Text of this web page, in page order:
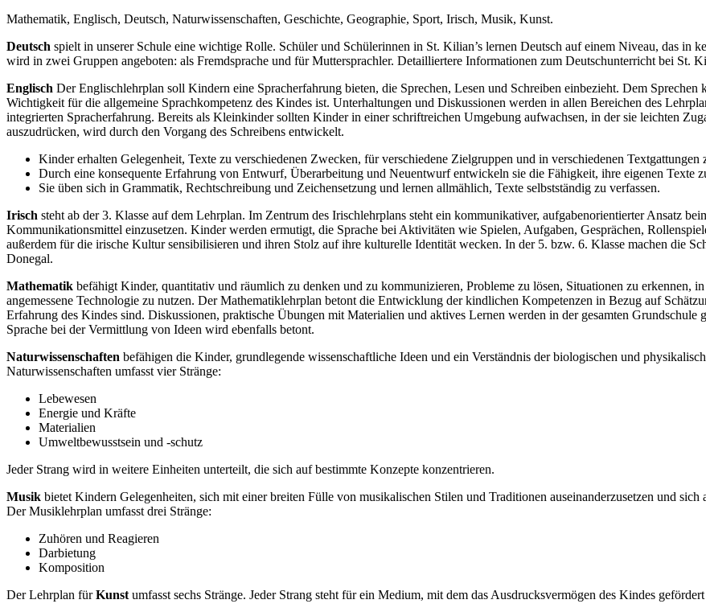
Mathematik, Englisch, Deutsch, Naturwissenschaften, Geschichte, Geographie, Sport, Irisch, Musik, Kunst.
Deutsch spielt in unserer Schule eine wichtige Rolle. Schüler und Schülerinnen in St. Kilian’s lernen Deutsch auf einem Niveau, das in
wird in zwei Gruppen angeboten: als Fremdsprache und für Muttersprachler. Detailliertere Informationen zum Deutschunterricht bei St.
Englisch Der Englischlehrplan soll Kindern eine Spracherfahrung bieten, die Sprechen, Lesen und Schreiben einbezieht. Dem
Wichtigkeit für die allgemeine Sprachkompetenz des Kindes ist. Unterhaltungen und Diskussionen werden in allen Bereichen des
integrierten Spracherfahrung. Bereits als Kleinkinder sollten Kinder in einer schriftreichen Umgebung aufwachsen, in der sie leichten
auszudrücken, wird durch den Vorgang des Schreibens entwickelt.
Kinder erhalten Gelegenheit, Texte zu verschiedenen Zwecken, für verschiedene Zielgruppen und in verschiedenen Textgattungen
Durch eine konsequente Erfahrung von Entwurf, Überarbeitung und Neuentwurf entwickeln sie die Fähigkeit, ihre eigenen Texte
Sie üben sich in Grammatik, Rechtschreibung und Zeichensetzung und lernen allmählich, Texte selbstständig zu verfassen.
Irisch steht ab der 3. Klasse auf dem Lehrplan. Im Zentrum des Irischlehrplans steht ein kommunikativer, aufgabenorientierter Ansatz
Kommunikationsmittel einzusetzen. Kinder werden ermutigt, die Sprache bei Aktivitäten wie Spielen, Aufgaben, Gesprächen,
außerdem für die irische Kultur sensibilisieren und ihren Stolz auf ihre kulturelle Identität wecken. In der 5. bzw. 6. Klasse machen die
Donegal.
Mathematik befähigt Kinder, quantitativ und räumlich zu denken und zu kommunizieren, Probleme zu lösen, Situationen zu erkennen,
angemessene Technologie zu nutzen. Der Mathematiklehrplan betont die Entwicklung der kindlichen Kompetenzen in Bezug auf
Erfahrung des Kindes sind. Diskussionen, praktische Übungen mit Materialien und aktives Lernen werden in der gesamten
Sprache bei der Vermittlung von Ideen wird ebenfalls betont.
Naturwissenschaften befähigen die Kinder, grundlegende wissenschaftliche Ideen und ein Verständnis der biologischen und
Naturwissenschaften umfasst vier Stränge:
Lebewesen
Energie und Kräfte
Materialien
Umweltbewusstsein und -schutz
Jeder Strang wird in weitere Einheiten unterteilt, die sich auf bestimmte Konzepte konzentrieren.
Musik bietet Kindern Gelegenheiten, sich mit einer breiten Fülle von musikalischen Stilen und Traditionen auseinanderzusetzen und
Der Musiklehrplan umfasst drei Stränge:
Zuhören und Reagieren
Darbietung
Komposition
Der Lehrplan fürKunst umfasst sechs Stränge. Jeder Strang steht für ein Medium, mit dem das Ausdrucksvermögen des Kindes